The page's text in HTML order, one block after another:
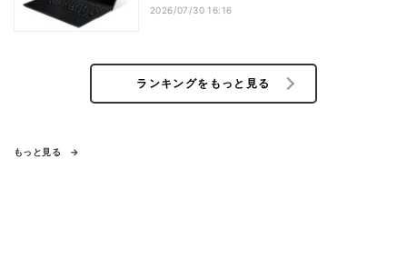
2026/07/30 16:16
ランキングをもっと見る
もっと見る